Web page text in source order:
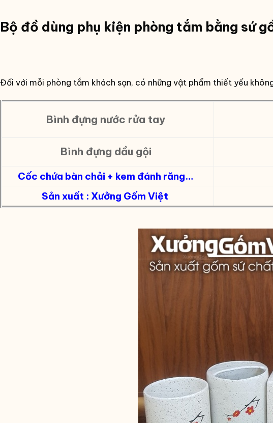
Bộ đồ dùng phụ kiện phòng tắm bằng sứ
Đối với mỗi phòng tắm khách sạn, có những vật phẩm thiết yếu
Bình đựng nước rửa tay
Bình đựng dầu gội
Cốc chứa bàn chải + kem đánh răng…
Sản xuất : Xưởng Gốm Việt